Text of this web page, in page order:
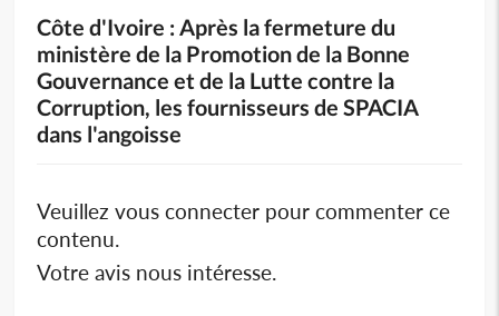
Côte d'Ivoire : Après la fermeture du
ministère de la Promotion de la Bonne
Gouvernance et de la Lutte contre la
Corruption, les fournisseurs de SPACIA
dans l'angoisse
Veuillez vous connecter pour commenter ce
contenu.
Votre avis nous intéresse.